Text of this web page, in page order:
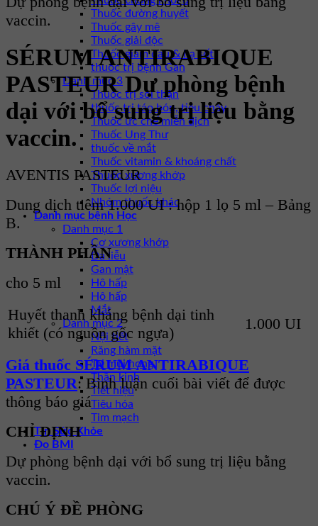
Thuốc đường huyết
Thuốc gây mê
Thuốc giải độc
Thuốc giảm đau & hạ sốt
thuốc trị bệnh Gan
Danh mục 3
Thuốc trị sỏi thận
thuốc trị táo bón, tiêu chảy
Thuốc ức chế miễn dịch
Thuốc Ung Thư
thuốc về mắt
Thuốc vitamin & khoáng chất
Thuốc xương khớp
Thuốc lợi niệu
Nhóm thuốc khác
Danh mục bệnh Học
Danh mục 1
Cơ xương khớp
Da liễu
Gan mật
Hô hấp
Hô hấp
Mắt
Danh mục 2
Nội tiết
Răng hàm mặt
Tai mũi họng
Thần kinh
Tiết niệu
Tiêu hóa
Tim mạch
Tin Sức Khỏe
Đo BMI
vaccin.
SÉRUM ANTIRABIQUE
PASTEUR Dự phòng bệnh
dại với bổ sung trị liệu bằng
vaccin.
AVENTIS PASTEUR
Dung dịch tiêm 1.000 UI : hộp 1 lọ 5 ml – Bảng
B.
THÀNH PHẦN
cho 5 ml
Huyết thanh kháng bệnh dại tinh
khiết (có nguồn gốc ngựa)
1.000 UI
Giá thuốc SÉRUM ANTIRABIQUE
PASTEUR: Bình luận cuối bài viết để được
thông báo giá
CHỈ ĐỊNH
Dự phòng bệnh dại với bổ sung trị liệu bằng
vaccin.
CHÚ Ý ĐỀ PHÒNG